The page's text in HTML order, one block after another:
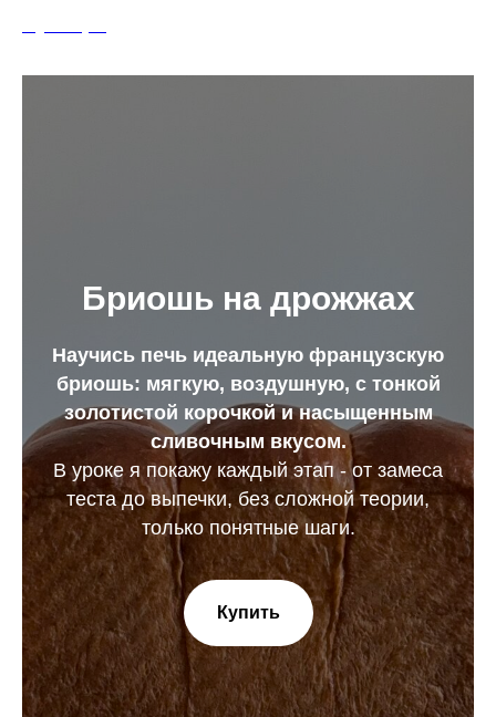
Бриошь на дрожжах
Научись печь идеальную французскую
бриошь: мягкую, воздушную, с тонкой
золотистой корочкой и насыщенным
сливочным вкусом.
В уроке я покажу каждый этап - от замеса
теста до выпечки, без сложной теории,
только понятные шаги.
Купить